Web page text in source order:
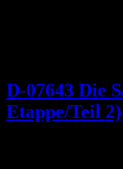
D-07643 Die
Etappe/Teil 2)